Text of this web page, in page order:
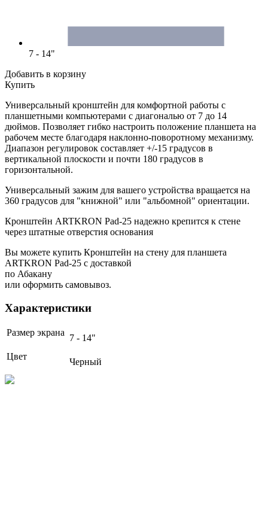
7 - 14"
Добавить в корзину
Купить
Универсальный кронштейн для комфортной работы с
планшетными компьютерами с диагональю от 7 до 14
дюймов. Позволяет гибко настроить положение планшета на
рабочем месте благодаря наклонно-поворотному механизму.
Диапазон регулировок составляет +/-15 градусов в
вертикальной плоскости и почти 180 градусов в
горизонтальной.
Универсальный зажим для вашего устройства вращается на
360 градусов для "книжной" или "альбомной" ориентации.
Кронштейн ARTKRON Pad-25 надежно крепится к стене
через штатные отверстия основания
Вы можете купить Кронштейн на стену для планшета
ARTKRON Pad-25 с доставкой
по Абакану
или оформить самовывоз.
Характеристики
Размер экрана
7 - 14"
Цвет
Черный